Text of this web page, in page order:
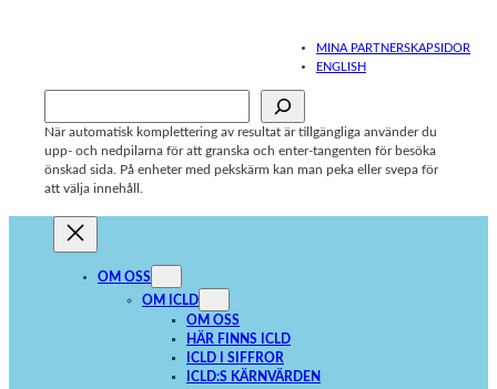
MINA PARTNERSKAPSIDOR
ENGLISH
När automatisk komplettering av resultat är tillgängliga använder du
upp- och nedpilarna för att granska och enter-tangenten för besöka
önskad sida. På enheter med pekskärm kan man peka eller svepa för
att välja innehåll.
OM OSS
OM ICLD
OM OSS
HÄR FINNS ICLD
ICLD I SIFFROR
ICLD:S KÄRNVÄRDEN